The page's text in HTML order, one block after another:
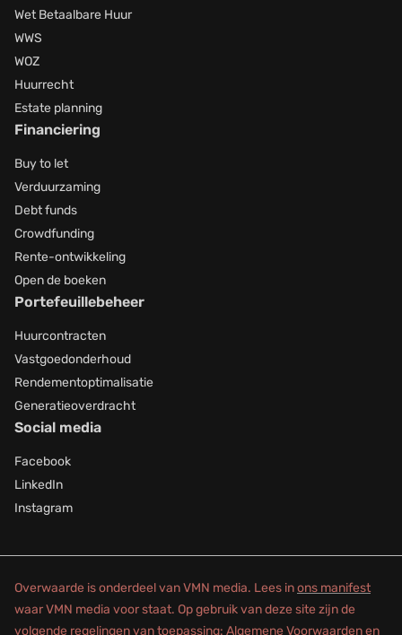
Wet Betaalbare Huur
WWS
WOZ
Huurrecht
Estate planning
Financiering
Buy to let
Verduurzaming
Debt funds
Crowdfunding
Rente-ontwikkeling
Open de boeken
Portefeuillebeheer
Huurcontracten
Vastgoedonderhoud
Rendementoptimalisatie
Generatieoverdracht
Social media
Facebook
LinkedIn
Instagram
Overwaarde is onderdeel van VMN media. Lees inons manifest
waar VMN media voor staat. Op gebruik van deze site zijn de
volgende regelingen van toepassing: Algemene Voorwaardenen